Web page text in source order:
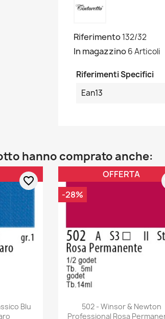
Riferimento132/32
In magazzino6 Articoli
Riferimenti Specifici
Ean13
hanno comprato anche:
Blu
favorite_border
502 - Winsor & Newton
Professional Rosa
OFFERTA
-28%